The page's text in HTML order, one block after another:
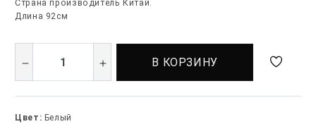
Страна производитель Китай.
Длина 92см
В КОРЗИНУ
Цвет: Белый